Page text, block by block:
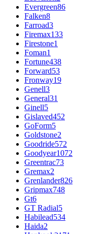
Evergreen86
Falken8
Farroad3
Firemax133
Firestone1
Foman1
Fortune438
Forward53
Fronway19
Genell3
General31
Ginell5
Gislaved452
GoForm5
Goldstone2
Goodride572
Goodyear1072
Greentrac73
Gremax2
Grenlander826
Gripmax748
Gt6
GT Radial5
Habilead534
Haida2